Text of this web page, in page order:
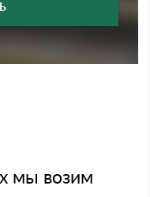
мы возим